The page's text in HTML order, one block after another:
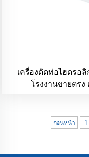
เครื่องดัดท่อไฮดรอ
โรงงานขายตรง
ก่อนหน้า 1